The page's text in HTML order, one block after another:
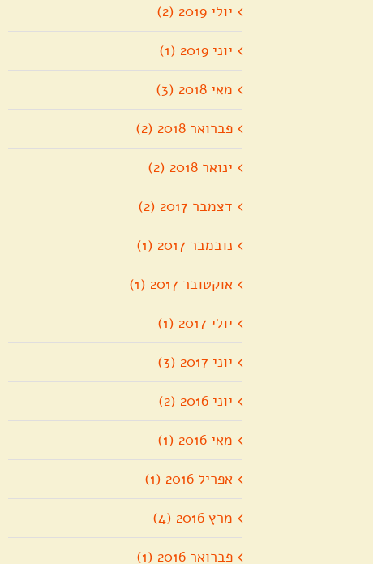
יולי 2019 (2)
יוני 2019 (1)
מאי 2018 (3)
פברואר 2018 (2)
ינואר 2018 (2)
דצמבר 2017 (2)
נובמבר 2017 (1)
אוקטובר 2017 (1)
יולי 2017 (1)
יוני 2017 (3)
יוני 2016 (2)
מאי 2016 (1)
אפריל 2016 (1)
מרץ 2016 (4)
פברואר 2016 (1)